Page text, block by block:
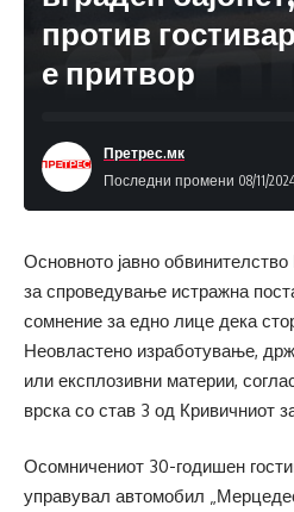
против
е притвор
Последни промени 08/11/
Претрес.мк
Основното јавно
за спроведување истражна
сомнение за едно лице дека
Неовластено изработување,
или експлозивни материи,
врска со став 3 од Кривичниот
Осомничениот 30-годишен
управувал автомобил